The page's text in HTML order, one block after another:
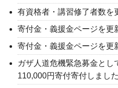
有資格者・講習修了者数を
寄付金・義援金ページを更
寄付金・義援金ページを更
ガザ人道危機緊急募金とし
110,000円寄付寄付しました